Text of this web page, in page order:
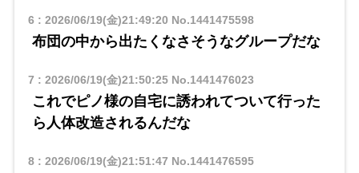
6 : 2026/06/19(金)21:49:20 No.1441475598
布団の中から出たくなさそうなグループだな
7 : 2026/06/19(金)21:50:25No.1441476023
これでピノ様の自宅に誘われてついて行った
ら人体改造されるんだな
8: 2026/06/19(金)21:51:47 No.1441476595